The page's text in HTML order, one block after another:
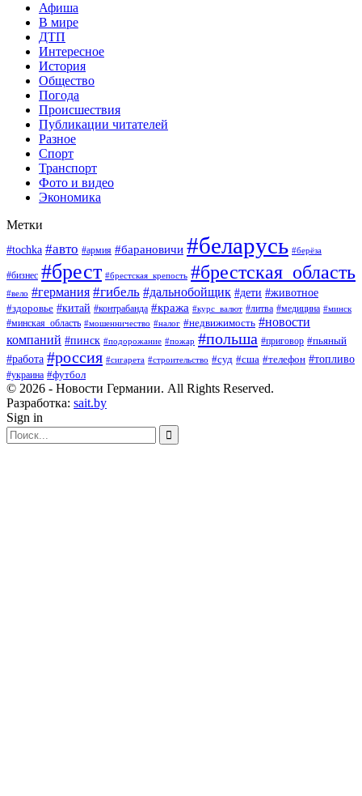
Афиша
В мире
ДТП
Интересное
История
Общество
Погода
Происшествия
Публикации читателей
Разное
Спорт
Транспорт
Фото и видео
Экономика
Метки
#tochka #авто #армия #барановичи #беларусь #берёза
#бизнес #брест #брестская_крепость #брестская_область
#вело #германия #гибель #дальнобойщик #дети #животное
#здоровье #китай #контрабанда #кража #курс_валют #литва #медицина #минск
#минская_область #мошенничество #налог #недвижимость #новости
компаний #пинск #подорожание #пожар #польша #приговор #пьяный
#работа #россия #сигарета #строительство #суд #сша #телефон #топливо
#украина #футбол
© 2026 - Новости Германии. All Rights Reserved.
Разработка: sait.by
Sign in